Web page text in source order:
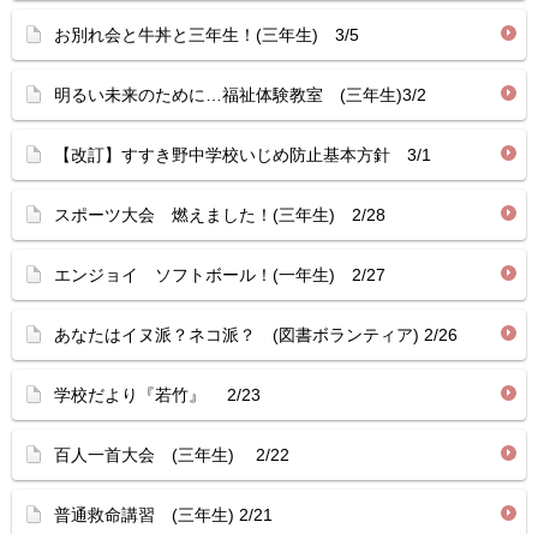
お別れ会と牛丼と三年生！(三年生) 3/5
明るい未来のために…福祉体験教室 (三年生)3/2
【改訂】すすき野中学校いじめ防止基本方針 3/1
スポーツ大会 燃えました！(三年生) 2/28
エンジョイ ソフトボール！(一年生) 2/27
あなたはイヌ派？ネコ派？ (図書ボランティア) 2/26
学校だより『若竹』 2/23
百人一首大会 (三年生) 2/22
普通救命講習 (三年生) 2/21